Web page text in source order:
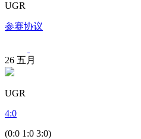
UGR
参赛协议
26 五月
UGR
4:0
(0:0 1:0 3:0)